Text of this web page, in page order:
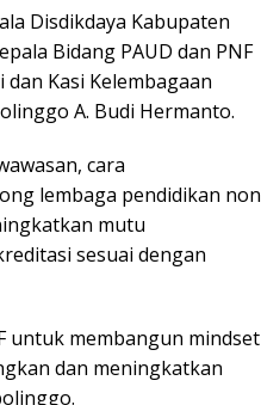
Disdikdaya Kabupaten
Bidang PAUD dan PNF
Kasi Kelembagaan
A. Budi Hermanto.
cara
lembaga pendidikan non
mutu
sesuai dengan
untuk membangun mindset
dan meningkatkan